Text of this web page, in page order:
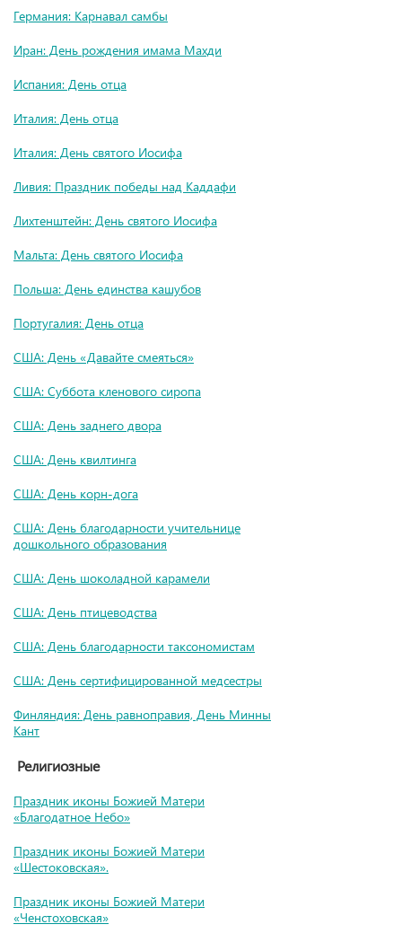
Германия: Карнавал самбы
Иран: День рождения имама Махди
Испания: День отца
Италия: День отца
Италия: День святого Иосифа
Ливия: Праздник победы над Каддафи
Лихтенштейн: День святого Иосифа
Мальта: День святого Иосифа
Польша: День единства кашубов
Португалия: День отца
США: День «Давайте смеяться»
США: Суббота кленового сиропа
США: День заднего двора
США: День квилтинга
США: День корн-дога
США: День благодарности учительнице
дошкольного образования
США: День шоколадной карамели
США: День птицеводства
США: День благодарности таксономистам
США: День сертифицированной медсестры
Финляндия: День равноправия, День Минны
Кант
Религиозные
Праздник иконы Божией Матери
«Благодатное Небо»
Праздник иконы Божией Матери
«Шестоковская».
Праздник иконы Божией Матери
«Ченстоховская»